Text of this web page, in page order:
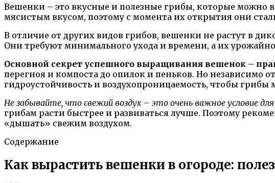
Вешенки – это вкусные и полезные грибы, которые можно
мясистым вкусом, поэтому с момента их открытия они
В отличие от других видов грибов, вешенки не растут в
Они требуют минимального ухода и времени, а их
Основной секрет успешного выращивания вешенок –
перегноя и компоста до опилок и пеньков. Но
гидроустойчивость и воздухопроницаемость, чтобы грибы
Не забывайте, что свежий воздух – это очень важное условие
грибам расти быстрее и развиваться лучше. Поэтому
«дышать» свежим воздухом.
Содержание
Как вырастить вешенки в огороде: